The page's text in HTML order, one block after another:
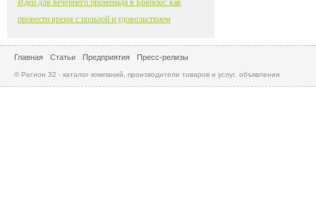
Идеи для вечернего променада в Брянске: как
провести время с пользой и удовольствием
Главная Статьи Предприятия Пресс-релизы
© Регион 32 - каталог компаний, производители товаров и услуг, объявления